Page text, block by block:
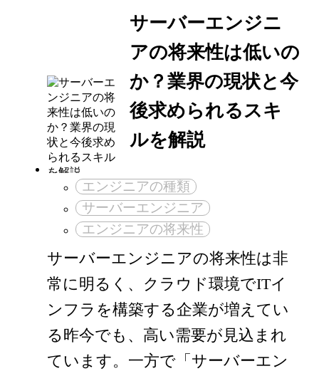
サーバーエンジニ
アの将来性は低いの
か？業界の現状と今
後求められるスキ
ルを解説
エンジニアの種類
サーバーエンジニア
エンジニアの将来性
サーバーエンジニアの将来性は非
常に明るく、クラウド環境でITイ
ンフラを構築する企業が増えてい
る昨今でも、高い需要が見込まれ
ています。一方で「サーバーエン